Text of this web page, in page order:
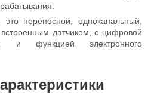
переносной, одноканальный,
датчиком, с цифровой
и функцией электронного